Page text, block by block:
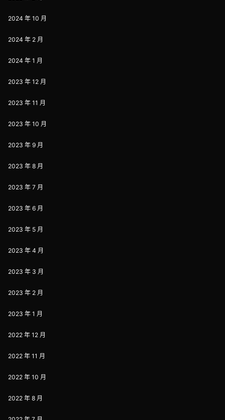
2024 年 10 月
2024 年 2 月
2024 年 1 月
2023 年 12 月
2023 年 11 月
2023 年 10 月
2023 年 9 月
2023 年 8 月
2023 年 7 月
2023 年 6 月
2023 年 5 月
2023 年 4 月
2023 年 3 月
2023 年 2 月
2023 年 1 月
2022 年 12 月
2022 年 11 月
2022 年 10 月
2022 年 8 月